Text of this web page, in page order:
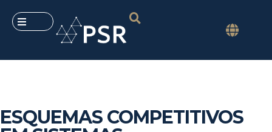
ESQUEMAS COMPETITIVOS